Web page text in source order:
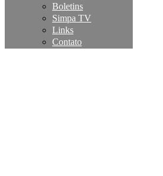
Boletins
Simpa TV
Links
Contato